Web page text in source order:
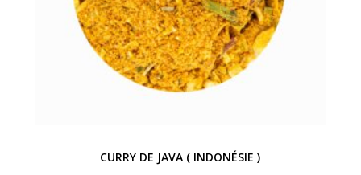
CURRY DE JAVA ( INDONÉSIE )